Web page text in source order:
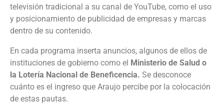
televisión tradicional a su canal de YouTube, como el uso
y posicionamiento de publicidad de empresas y marcas
dentro de su contenido.
En cada programa inserta anuncios, algunos de ellos de
instituciones de gobierno como el Ministerio de Salud o
la Lotería Nacional de Beneficencia. Se desconoce
cuánto es el ingreso que Araujo percibe por la colocación
de estas pautas.